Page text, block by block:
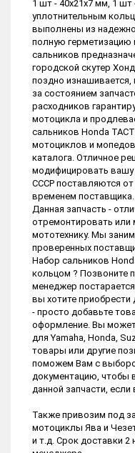
1 шт - 40х21х7 мм, 1 шт
уплотнительным
выполнены из
полную герметизацию
сальников
городской скутер
поздно изнашивается,
за состоянием
расходников
мотоцикла и
сальников Honda
мотоциклов и
каталога. Отличное
модифицировать вашу
СССР поставляются
временем поставщика.
Данная запчасть -
отремонтировать
мототехнику. Мы
проверенных
Набор сальников
кольцом ? Позвоните
менеджер
вы хотите
- просто добавьте
оформление. Вы
для Yamaha, Honda,
товары или другие
поможем Вам с
документацию, чтобы
данной запчасти, если
Также привозим под
мотоциклы Ява и
и т.д. Срок доставки 2